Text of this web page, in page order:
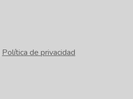
Política de privacidad